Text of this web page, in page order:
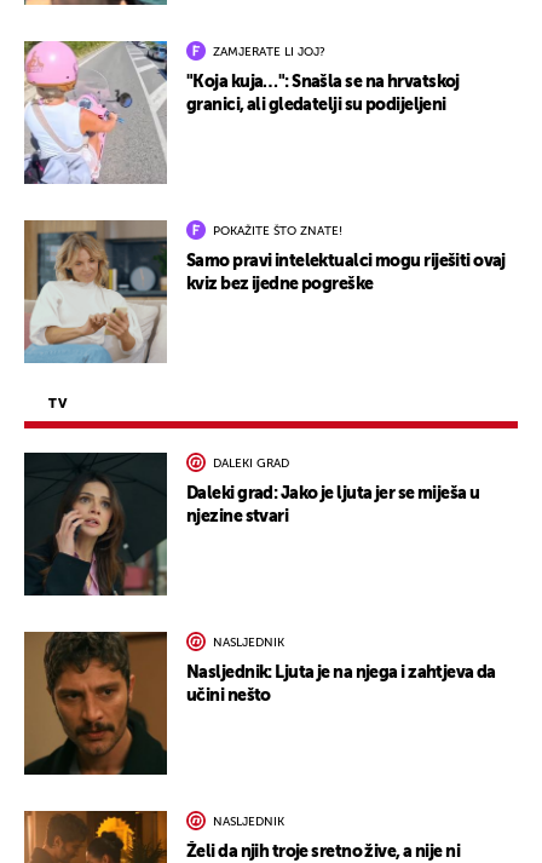
ZAMJERATE LI JOJ?
"Koja kuja…": Snašla se na hrvatskoj
granici, ali gledatelji su podijeljeni
POKAŽITE ŠTO ZNATE!
Samo pravi intelektualci mogu riješiti ovaj
kviz bez ijedne pogreške
TV
DALEKI GRAD
Daleki grad: Jako je ljuta jer se miješa u
njezine stvari
NASLJEDNIK
Nasljednik: Ljuta je na njega i zahtjeva da
učini nešto
NASLJEDNIK
Želi da njih troje sretno žive, a nije ni